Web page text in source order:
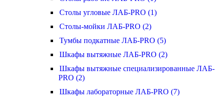
Столы угловые ЛАБ-PRO (1)
Столы-мойки ЛАБ-PRO (2)
Тумбы подкатные ЛАБ-PRO (5)
Шкафы вытяжные ЛАБ-PRO (2)
Шкафы вытяжные специализированные ЛАБ-
PRO (2)
Шкафы лабораторные ЛАБ-PRO (7)